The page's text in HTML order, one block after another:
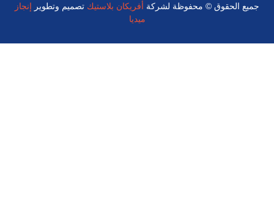
جميع الحقوق © محفوظة لشركة أفريكان بلاستيك تصميم وتطوير إنجاز
ميديا